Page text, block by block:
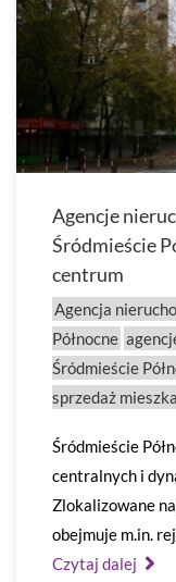
Agencje
Śródmieście
centrum
Agencja
Północne
Śródmieście
sprzedaż
Śródmieście
centralnych i
Zlokalizowane
obejmuje m.in.
Czytaj dalej